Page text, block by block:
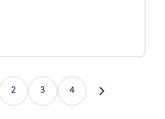
2 3 4